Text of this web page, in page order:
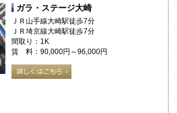
ガラ・ステージ大崎
ＪＲ山手線大崎駅徒歩7分
ＪＲ埼京線大崎駅徒歩7分
間取り：1K
賃 料：90,000円～96,000円